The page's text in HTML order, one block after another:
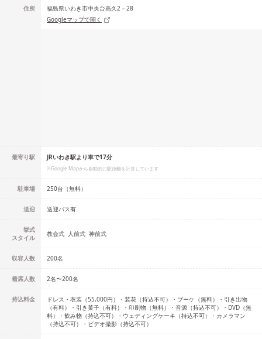
住所
福島県いわき市中央台高久2－28
Googleマップで開く
最寄り駅 JRいわき駅より車で17分
※Google Mapから自動的に駅距離を計算しています
駐車場 250台（無料）
送迎 送迎バス有
挙式
スタイル
教会式 人前式 神前式
収容人数 200名
着席人数 2名〜200名
持込料金
ドレス・衣装（55,000円）・装花（持込不可）・ブーケ（無料）・引き出物
（有料）・引き菓子（有料）・印刷物（無料）・音源（持込不可）・DVD（無
料）・飲み物（持込不可）・ウェディングケーキ（持込不可）・カメラマン
（持込不可）・ビデオ撮影（持込不可）